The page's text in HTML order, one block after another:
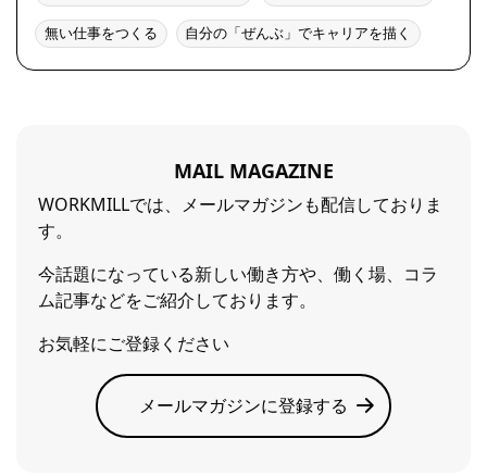
無い仕事をつくる 自分の「ぜんぶ」でキャリアを描く
MAIL MAGAZINE
WORKMILLでは、メールマガジンも配信しておりま
す。
今話題になっている新しい働き方や、働く場、コラ
ム記事などをご紹介しております。
お気軽にご登録ください
メールマガジンに登録する